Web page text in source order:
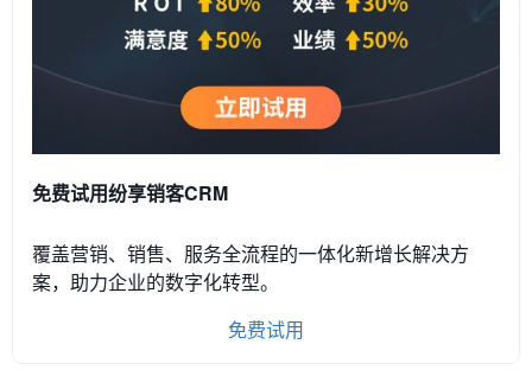
免费试用纷享销客CRM
覆盖营销、销售、服务全流程的一体化新增长解决方
案，助力企业的数字化转型。
免费试用